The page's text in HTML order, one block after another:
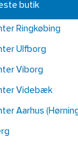
butik
Ringkøbing
Ulfborg
Viborg
Videbæk
Aarhus